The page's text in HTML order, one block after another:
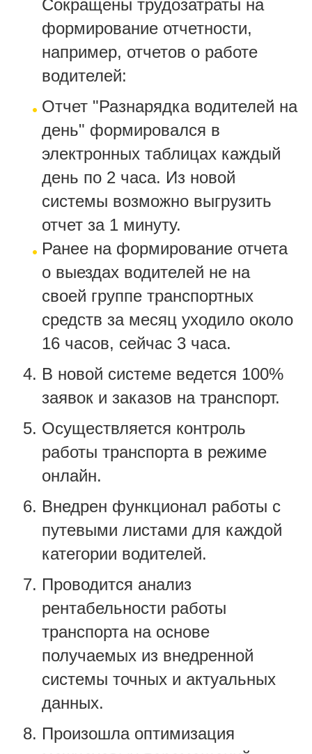
Сокращены трудозатраты на
формирование отчетности,
например, отчетов о работе
водителей:
Отчет "Разнарядка водителей на
день" формировался в
электронных таблицах каждый
день по 2 часа. Из новой
системы возможно выгрузить
отчет за 1 минуту.
Ранее на формирование отчета
о выездах водителей не на
своей группе транспортных
средств за месяц уходило около
16 часов, сейчас 3 часа.
В новой системе ведется 100%
заявок и заказов на транспорт.
Осуществляется контроль
работы транспорта в режиме
онлайн.
Внедрен функционал работы с
путевыми листами для каждой
категории водителей.
Проводится анализ
рентабельности работы
транспорта на основе
получаемых из внедренной
системы точных и актуальных
данных.
Произошла оптимизация